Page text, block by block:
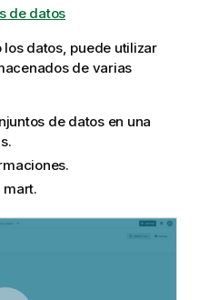
de datos
datos, puede utilizar
de varias
de datos en una
mart.